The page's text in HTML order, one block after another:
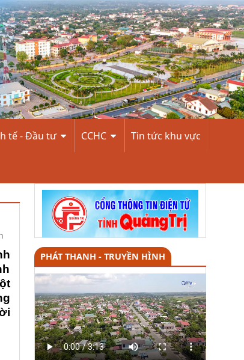
tế - Đầu tư CCHC Tin tức khu vực
PHÁT THANH - TRUYỀN HÌNH